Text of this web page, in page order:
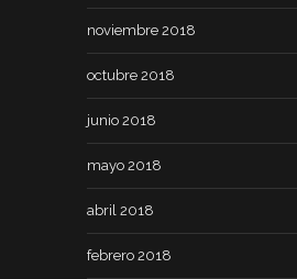
noviembre 2018
octubre 2018
junio 2018
mayo 2018
abril 2018
febrero 2018